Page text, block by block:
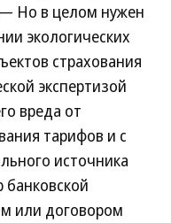
Но в целом нужен
экологических
страхования
экспертизой
вреда от
тарифов и с
источника
банковской
или договором